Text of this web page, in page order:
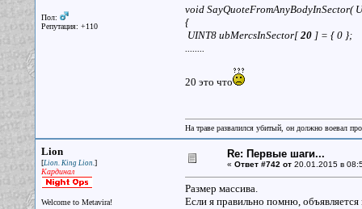
Пол:
Репутация: +110
void SayQuoteFromAnyBodyInSector(
{
UINT8 ubMercsInSector[20] = { 0 };
........
20 это что
На траве развалился убитый, он должно воевал
Lion
[Lion. King Lion.]
Кардинал
Welcome to Metavira!
Re: Первые шаги...
« Ответ #742 от20.01.2015 в
Размер массива.
Если я правильно помню, объявляется